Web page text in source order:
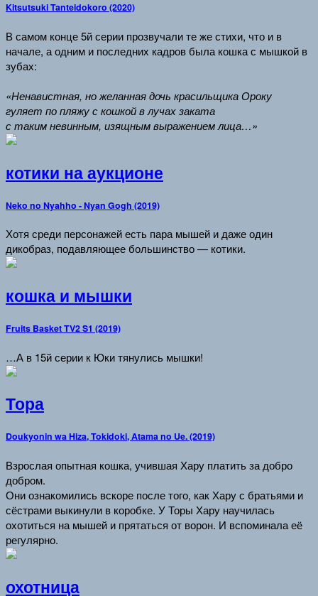
Kitsutsuki Tanteidokoro (2020)
В самом конце 5й серии прозвучали те же стихи, что и в
начале, а одним и последних кадров была кошка с мышкой в
зубах:
«Ненавистная, но желанная дочь красильщика Ороку
гуляет по пляжу с кошкой в лучах заката
с таким невинным, изящным выражением лица…»
котики на аукционе
Neko no Nyahho - Nyan Gogh (2019)
Хотя среди персонажей есть пара мышей и даже один
дикобраз, подавляющее большинство — котики.
кошка и мышки
Fruits Basket TV2 S1 (2019)
…А в 15й серии к Юки тянулись мышки!
Тора
Doukyonin wa Hiza, Tokidoki, Atama no Ue. (2019)
Взрослая опытная кошка, учившая Хару платить за добро
добром.
Они ознакомились вскоре после того, как Хару с братьями и
сёстрами выкинули в коробке. У Торы Хару научилась
охотиться на мышей и прятаться от ворон. И вспоминала её
регулярно.
охотница